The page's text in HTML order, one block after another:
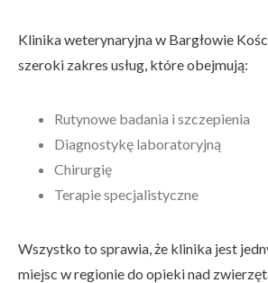
Klinika weterynaryjna w Bargłowie
szeroki zakres usług, które obejmują:
Rutynowe badania i szczepienia
Diagnostykę laboratoryjną
Chirurgię
Terapie specjalistyczne
Wszystko to sprawia, że klinika jest
miejsc w regionie do opieki nad